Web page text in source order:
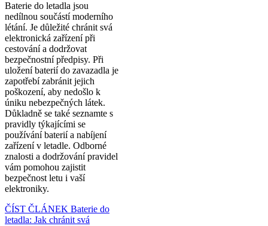
Baterie do letadla jsou
nedílnou součástí moderního
létání. Je důležité chránit svá
elektronická zařízení při
cestování a dodržovat
bezpečnostní předpisy. Při
uložení baterií do zavazadla je
zapotřebí zabránit jejich
poškození, aby nedošlo k
úniku nebezpečných látek.
Důkladně se také seznamte s
pravidly týkajícími se
používání baterií a nabíjení
zařízení v letadle. Odborné
znalosti a dodržování pravidel
vám pomohou zajistit
bezpečnost letu i vaší
elektroniky.
ČÍST ČLÁNEK Baterie do
letadla: Jak chránit svá